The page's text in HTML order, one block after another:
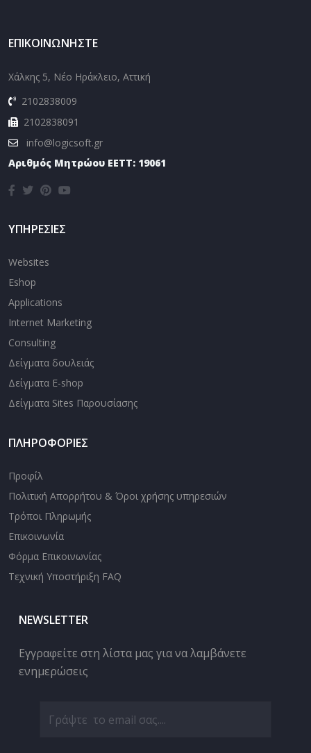
ΕΠΙΚΟΙΝΩΝΉΣΤΕ
Χάλκης 5, Νέο Ηράκλειο, Αττική
2102838009
2102838091
info@logicsoft.gr
Αριθμός Μητρώου EETT: 19061
ΥΠΗΡΕΣΙΕΣ
Websites
Eshop
Applications
Internet Marketing
Consulting
Δείγματα δουλειάς
Δείγματα E-shop
Δείγματα Sites Παρουσίασης
ΠΛΗΡΟΦΟΡΙΕΣ
Προφίλ
Πολιτική Απορρήτου & Όροι χρήσης υπηρεσιών
Τρόποι Πληρωμής
Επικοινωνία
Φόρμα Επικοινωνίας
Τεχνική Υποστήριξη FAQ
NEWSLETTER
Εγγραφείτε στη λίστα μας για να λαμβάνετε
ενημερώσεις